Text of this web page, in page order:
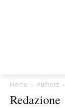
Home Authors
Redazione